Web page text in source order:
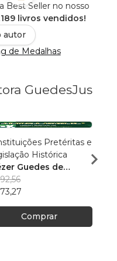
Best Seller no nosso
livros vendidos!
autor
de Medalhas
GuedesJus
Pretéritas e
Histórica
Guedes de
Junior
Comprar
Militar